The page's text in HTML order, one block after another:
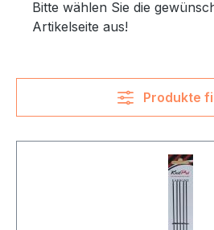
Bitte wählen Sie die
Artikelseite aus!
Produkte